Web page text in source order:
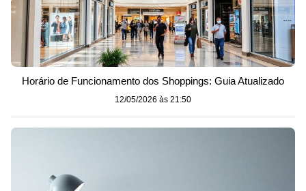
Horário de Funcionamento dos Shoppings: Guia Atualizado
12/05/2026 às 21:50